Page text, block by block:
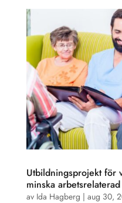
Utbildningsprojekt för
minska
av Ida Hagberg | aug 30,